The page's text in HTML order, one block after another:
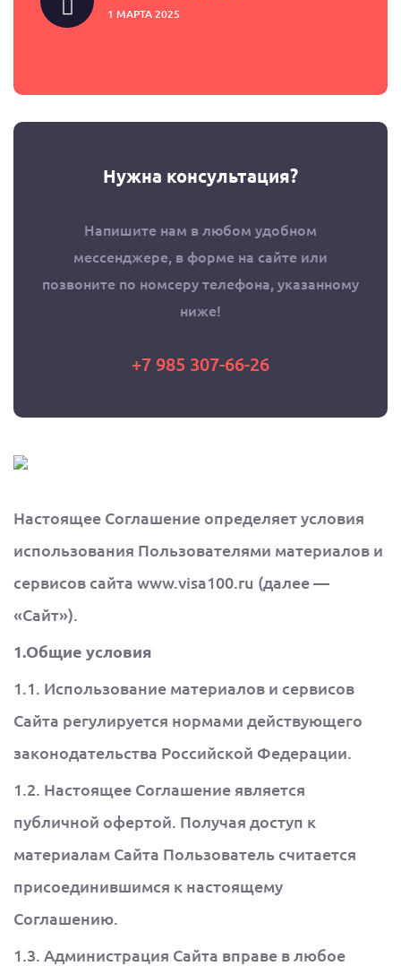
1 МАРТА 2025
Нужна консультация?
Напишите нам в любом удобном
мессенджере, в форме на сайте или
позвоните по номсеру телефона, указанному
ниже!
+7 985 307-66-26
Настоящее Соглашение определяет условия
использования Пользователями материалов и
сервисов сайта www.visa100.ru (далее —
«Сайт»).
1.Общие условия
1.1. Использование материалов и сервисов
Сайта регулируется нормами действующего
законодательства Российской Федерации.
1.2. Настоящее Соглашение является
публичной офертой. Получая доступ к
материалам Сайта Пользователь считается
присоединившимся к настоящему
Соглашению.
1.3. Администрация Сайта вправе в любое